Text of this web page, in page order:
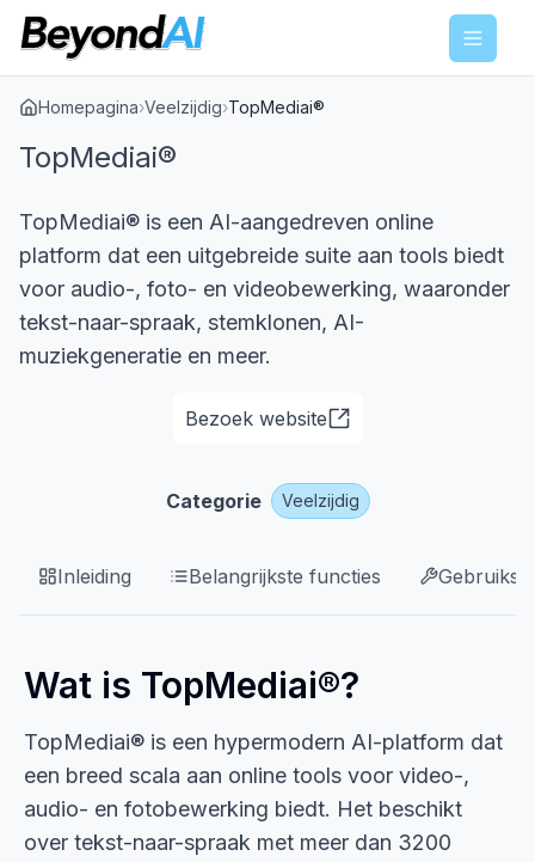
Menu
Homepagina›Veelzijdig›TopMediai®
TopMediai®
TopMediai® is een AI-aangedreven online
platform dat een uitgebreide suite aan tools biedt
voor audio-, foto- en videobewerking, waaronder
tekst-naar-spraak, stemklonen, AI-
muziekgeneratie en meer.
Bezoek website
Categorie Veelzijdig
Inleiding Belangrijkste functies
Wat is TopMediai®?
TopMediai® is een hypermodern AI-platform dat
een breed scala aan online tools voor video-,
audio- en fotobewerking biedt. Het beschikt
over tekst-naar-spraak met meer dan 3200